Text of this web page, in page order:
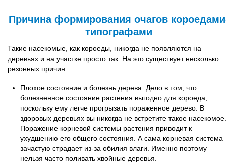
Причина формирования очагов
типографами
Такие насекомые, как короеды, никогда не появляются на
деревьях и на участке просто так. На это существует несколько
резонных причин:
Плохое состояние и болезнь дерева. Дело в том, что
болезненное состояние растения выгодно для короеда,
поскольку ему легче прогрызать пораженное дерево. В
здоровых деревьях вы никогда не встретите такое насекомое.
Поражение корневой системы растения приводит к
ухудшению его общего состояния. А сама корневая система
зачастую страдает из-за обилия влаги. Именно поэтому
нельзя часто поливать хвойные деревья.